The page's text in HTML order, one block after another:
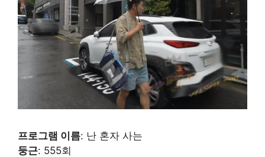
프로그램 이름: 난 혼자 사는
둥근: 555회